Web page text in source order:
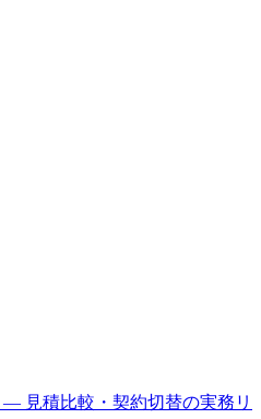
— 見積比較・契約切替の実務 リ